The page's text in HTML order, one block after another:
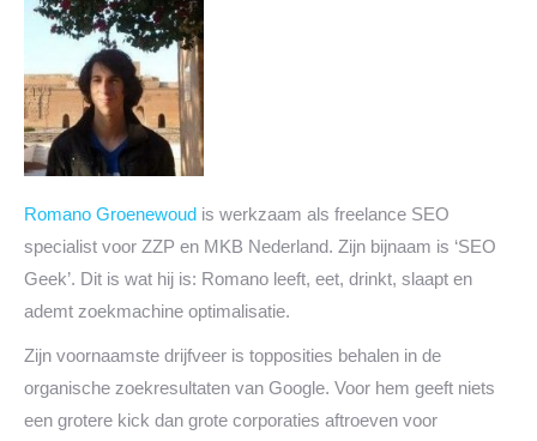
Romano Groenewoud is werkzaam als freelance SEO
specialist voor ZZP en MKB Nederland. Zijn bijnaam is ‘SEO
Geek’. Dit is wat hij is: Romano leeft, eet, drinkt, slaapt en
ademt zoekmachine optimalisatie.
Zijn voornaamste drijfveer is topposities behalen in de
organische zoekresultaten van Google. Voor hem geeft niets
een grotere kick dan grote corporaties aftroeven voor